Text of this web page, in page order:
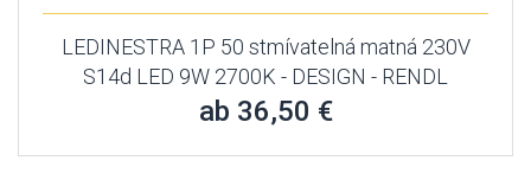
LEDINESTRA 1P 50 stmívatelná matná 230V
S14d LED 9W 2700K - DESIGN - RENDL
ab 36,50 €